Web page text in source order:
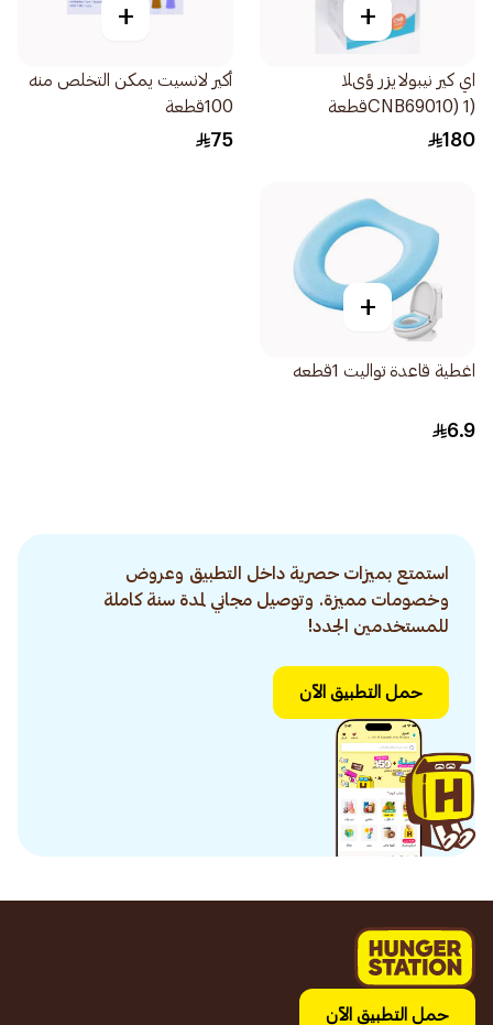
+
اي كير نيبولايزر ؤىلا
(CNB69010) 1قطعة
180
+
أكير لانسيت يمكن التخلص منه
100قطعة
75
+
اغطية قاعدة تواليت 1قطعه
6.9
استمتع بميزات حصرية داخل التطبيق وعروض
وخصومات مميزة. وتوصيل مجاني لمدة سنة كاملة
للمستخدمين الجدد!
حمل التطبيق الآن
حمل التطبيق الآن